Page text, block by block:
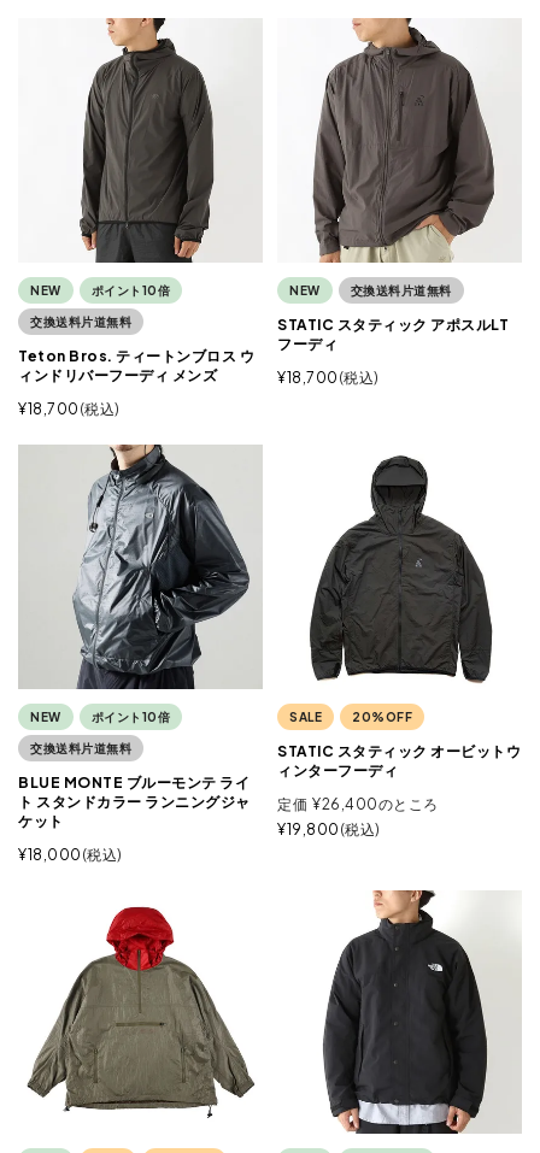
NEW ポイント10倍
交換送料片道無料
Teton Bros. ティートンブロス ウ
ィンドリバーフーディ メンズ
¥18,700 税込
NEW 交換送料片道無料
STATIC スタティック アポスルLT
フーディ
¥18,700 税込
NEW ポイント10倍
交換送料片道無料
BLUE MONTE ブルーモンテ ライ
ト スタンドカラー ランニングジャ
ケット
¥18,000 税込
SALE 20%OFF
STATIC スタティック オービットウ
ィンターフーディ
定価 ¥26,400のところ
¥19,800 税込